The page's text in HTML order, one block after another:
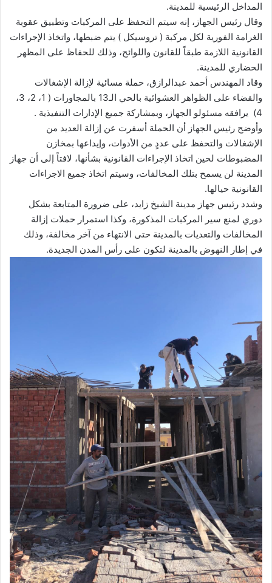
المداخل الرئيسية للمدينة.
وقال رئيس الجهاز، إنه سيتم التحفظ على المركبات وتطبيق عقوبة
الغرامة الفورية لكل مركبة ( تروسيكل ) يتم ضبطها، واتخاذ الإجراءات
القانونية اللازمة طبقاً للقانون واللوائح، وذلك للحفاظ على المظهر
الحضاري للمدينة.
وقاد المهندس أحمد عبدالرازق، حملة مسائية لإزالة الإشغالات
والقضاء على الظواهر العشوائية بالحي الـ13 بالمجاورات ( 1، 2، 3،
4) يرافقه مسئولو الجهاز، وبمشاركة جميع الإدارات التنفيذية .
وأوضح رئيس الجهاز أن الحملة أسفرت عن إزالة العديد من
الإشغالات والتحفظ على عددٍ من الأدوات، وإيداعها بمخازن
المضبوطات لحين اتخاذ الإجراءات القانونية بشأنها، لافتاً إلى أن جهاز
المدينة لن يسمح بتلك المخالفات، وسيتم اتخاذ جميع الاجراءات
القانونية حيالها.
وشدد رئيس جهاز مدينة الشيخ زايد، على ضرورة المتابعة بشكل
دوري لمنع سير المركبات المذكورة، وكذا استمرار حملات إزالة
المخالفات والتعديات بالمدينة حتى الانتهاء من آخر مخالفة، وذلك
في إطار النهوض بالمدينة لتكون على رأس المدن الجديدة.